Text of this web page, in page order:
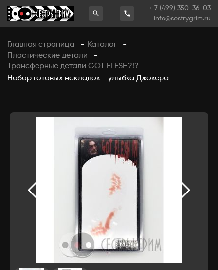
+ 7 (499) 350-36-03
info@sestrygrim.ru
Главная страница - Каталог
-
Пластические детали
-
Трансферные детали GOT FLESH?!?
-
Набор готовых накладок - улыбка Джокера